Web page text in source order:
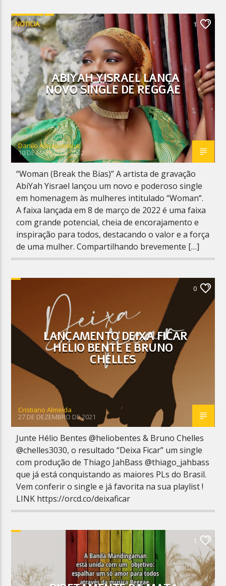
NOTICIA 1
ABIYAH YISRAEL LANÇA
NOVO SINGLE DE REGGAE
Danilo Albuquerque
10 DE MARÇO DE 2022
“Woman (Break the Bias)” A artista de gravação
AbiYah Yisrael lançou um novo e poderoso single
em homenagem às mulheres intitulado “Woman“.
A faixa lançada em 8 de março de 2022 é uma faixa
com grande potencial, cheia de encorajamento e
inspiração para todos, destacando o valor e a força
de uma mulher. Compartilhando brevemente […]
0
LANÇAMENTO DEIXA FICAR
HELIO BENTE E BRUNO
CHELLES
Cristiano Almeida
27 DE DEZEMBRO DE 2021
Junte Hélio Bentes @heliobentes & Bruno Chelles
@chelles3030, o resultado “Deixa Ficar” um single
com produção de Thiago JahBass @thiago_jahbass
que já está conquistando as maiores PLs do Brasil.
Vem conferir o single e já favorita na sua playlist !
LINK https://orcd.co/deixaficar
1